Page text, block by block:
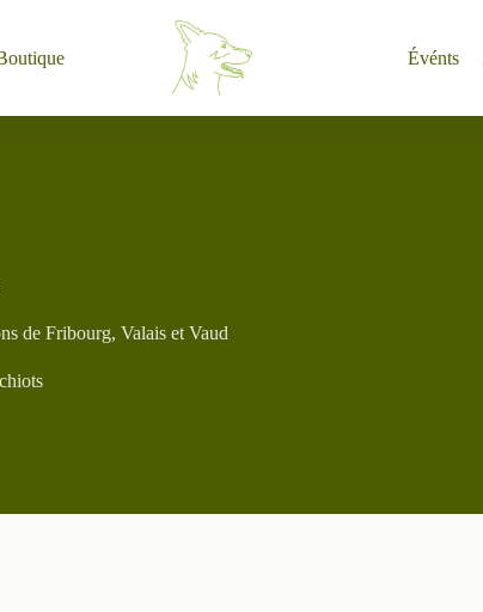
Événts
de Fribourg, Valais et Vaud